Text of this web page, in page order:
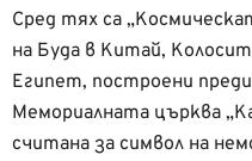
Сред тях са
на Буда в Китай,
Египет, построени
Мемориалната църква
считана за символ на